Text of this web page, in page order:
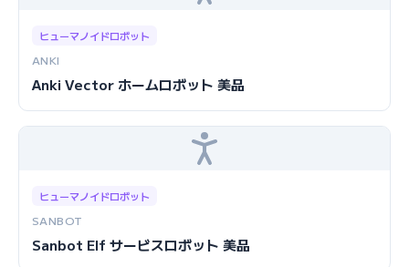
ヒューマノイドロボット
ANKI
Anki Vector ホームロボット 美品
ヒューマノイドロボット
SANBOT
Sanbot Elf サービスロボット 美品